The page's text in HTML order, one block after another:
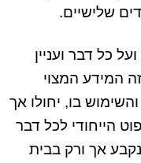
שלישיים.
כל דבר ועניין
המידע המצוי
בו, יחולו אך
הייחודי לכל דבר
אך ורק בבית